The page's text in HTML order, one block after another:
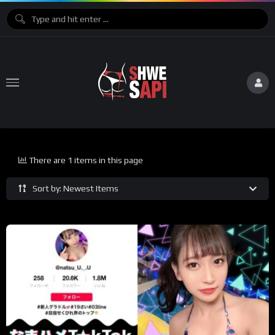
Sort by: Newest Items
There are 1 items in this page